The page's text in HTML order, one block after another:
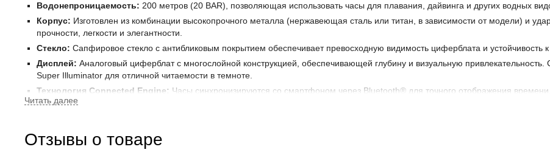
Водонепроницаемость: 200 метров (20 BAR), позволяющая использовать часы для плавания, дайвинга и других водных
Корпус: Изготовлен из комбинации высокопрочного металла (нержавеющая сталь или титан, в зависимости от модели) и
прочности, легкости и элегантности.
Стекло: Сапфировое стекло с антибликовым покрытием обеспечивает превосходную видимость циферблата и устойчивость
Дисплей: Аналоговый циферблат с многослойной конструкцией, обеспечивающей глубину и визуальную
Super Illuminator для отличной читаемости в темноте.
Технология Connected Engine: Часы синхронизируются со смартфоном через Bluetooth® для точного отображения
будильником и другими функциями.
Функции:
Отзывы о товаре